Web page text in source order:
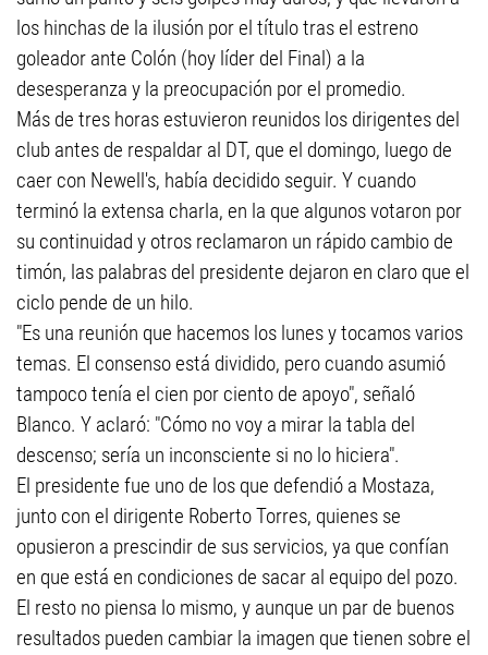
los hinchas de la ilusión por el título tras el estreno
goleador ante Colón (hoy líder del Final) a la
desesperanza y la preocupación por el promedio.
Más de tres horas estuvieron reunidos los dirigentes del
club antes de respaldar al DT, que el domingo, luego de
caer con Newell's, había decidido seguir. Y cuando
terminó la extensa charla, en la que algunos votaron por
su continuidad y otros reclamaron un rápido cambio de
timón, las palabras del presidente dejaron en claro que el
ciclo pende de un hilo.
"Es una reunión que hacemos los lunes y tocamos varios
temas. El consenso está dividido, pero cuando asumió
tampoco tenía el cien por ciento de apoyo", señaló
Blanco. Y aclaró: "Cómo no voy a mirar la tabla del
descenso; sería un inconsciente si no lo hiciera".
El presidente fue uno de los que defendió a Mostaza,
junto con el dirigente Roberto Torres, quienes se
opusieron a prescindir de sus servicios, ya que confían
en que está en condiciones de sacar al equipo del pozo.
El resto no piensa lo mismo, y aunque un par de buenos
resultados pueden cambiar la imagen que tienen sobre el